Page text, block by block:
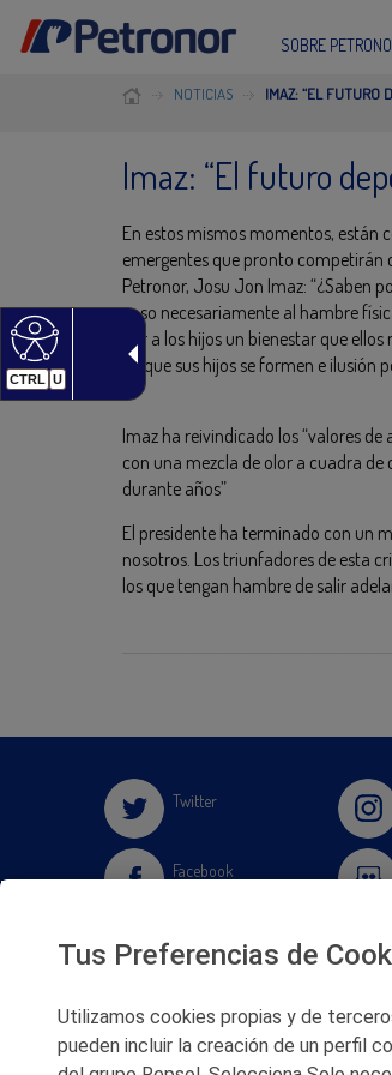
CTRL U
SOBRE
NOTICIAS IMAZ: “EL FUTURO
Imaz: “El futuro
En estos mismos momentos, están
emergentes que pronto competirán
Petronor, Josu Jon Imaz: “¿Saben
caso necesariamente al hambre
dar a los hijos un bienestar que
de que sus hijos se formen e ilusión
Imaz ha reivindicado los “valores
con una mezcla de olor a cuadra de
durante años”
El presidente ha terminado con un
nosotros. Los triunfadores de esta
los que tengan hambre de salir
Twitter
Facebook
Flickr
Tus Preferencias de
Utilizamos cookies propias y de
pueden incluir la creación de un perfil